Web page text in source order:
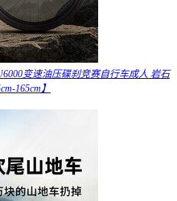
变速油压碟刹竞赛自行车成人 岩石
165cm】